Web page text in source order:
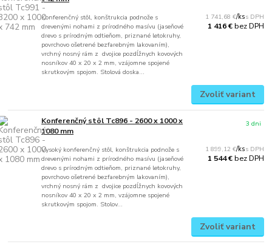
Konferenčný stôl, konštrukcia podnože s
drevenými nohami z prírodného masívu (jaseňové
drevo s prírodným odtieňom, priznané letokruhy,
povrchovo ošetrené bezfarebným lakovaním),
vrchný nosný rám z dvojice pozdĺžnych kovových
nosníkov 40 x 20 x 2 mm, vzájomne spojené
skrutkovým spojom. Stolová doska...
1 741,68 €/ks
1 416 €bez DPH
Zvoliť variant
Konferenčný stôl Tc896 - 2600 x 1000 x
1080 mm
Vysoký konferenčný stôl, konštrukcia podnože s
drevenými nohami z prírodného masívu (jaseňové
drevo s prírodným odtieňom, priznané letokruhy,
povrchovo ošetrené bezfarebným lakovaním),
vrchný nosný rám z dvojice pozdĺžnych kovových
nosníkov 40 x 20 x 2 mm, vzájomne spojené
skrutkovým spojom. Stolov...
1 899,12 €/ks
1 544 €bez DPH
3 dni
Zvoliť variant